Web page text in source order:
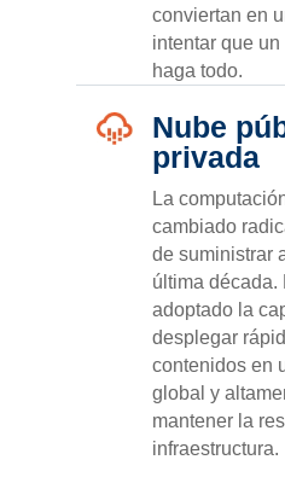
conviertan en
intentar que
haga todo.
Nube
privada
La
cambiado
de suministrar
última década.
adoptado la
desplegar
contenidos en
global y
mantener la
infraestructura.